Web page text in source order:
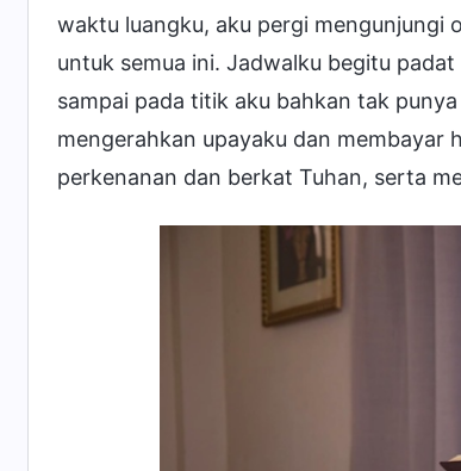
waktu luangku, aku pergi mengunjungi
untuk semua ini. Jadwalku begitu
sampai pada titik aku bahkan tak
mengerahkan upayaku dan membayar
perkenanan dan berkat Tuhan, serta